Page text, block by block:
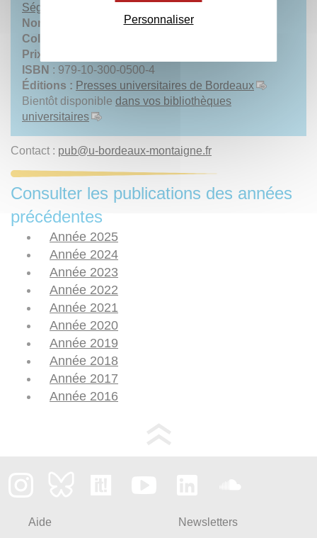
Ségur-Cabanac et Bordeaux (1655-1888)
Nombre de pages
: 458
Collection
Prix :
ISBN : 979-10-300-0500-4
Éditions : Presses universitaires de Bordeaux
Bientôt disponible dans vos bibliothèques
universitaires
Contact : pub@u-bordeaux-montaigne.fr
Consulter les publications des années
précédentes
Année 2025
Année 2024
Année 2023
Année 2022
Année 2021
Année 2020
Année 2019
Année 2018
Année 2017
Année 2016
Aide Newsletters
Personnaliser